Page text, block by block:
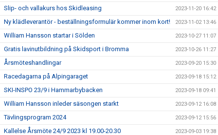
Slip- och vallakurs hos Skidleasing 2023-11-20 16:42
Ny klädleverantör - beställningsformulär kommer inom kort! 2023-11-02 13:46
William Hansson startar i Sölden 2023-10-27 11:07
Gratis lavinutbildning på Skidsport i Bromma 2023-10-26 11:27
Årsmöteshandlingar 2023-09-20 15:30
Racedagarna på Alpingaraget 2023-09-18 15:12
SKI-INSPO 23/9 i Hammarbybacken 2023-09-18 09:41
William Hansson inleder säsongen starkt 2023-09-12 16:08
Tävlingsprogram 2024 2023-09-12 15:56
Kallelse Årsmöte 24/9 2023 kl 19.00-20.30 2023-09-03 19:38